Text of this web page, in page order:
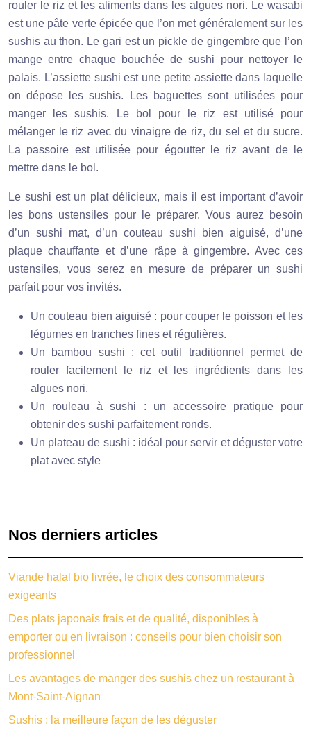
rouler le riz et les aliments dans les algues nori. Le wasabi
est une pâte verte épicée que l’on met généralement sur les
sushis au thon. Le gari est un pickle de gingembre que l’on
mange entre chaque bouchée de sushi pour nettoyer le
palais. L’assiette sushi est une petite assiette dans laquelle
on dépose les sushis. Les baguettes sont utilisées pour
manger les sushis. Le bol pour le riz est utilisé pour
mélanger le riz avec du vinaigre de riz, du sel et du sucre.
La passoire est utilisée pour égoutter le riz avant de le
mettre dans le bol.
Le sushi est un plat délicieux, mais il est important d’avoir
les bons ustensiles pour le préparer. Vous aurez besoin
d’un sushi mat, d’un couteau sushi bien aiguisé, d’une
plaque chauffante et d’une râpe à gingembre. Avec ces
ustensiles, vous serez en mesure de préparer un sushi
parfait pour vos invités.
Un couteau bien aiguisé : pour couper le poisson et les
légumes en tranches fines et régulières.
Un bambou sushi : cet outil traditionnel permet de
rouler facilement le riz et les ingrédients dans les
algues nori.
Un rouleau à sushi : un accessoire pratique pour
obtenir des sushi parfaitement ronds.
Un plateau de sushi : idéal pour servir et déguster votre
plat avec style
Nos derniers articles
Viande halal bio livrée, le choix des consommateurs
exigeants
Des plats japonais frais et de qualité, disponibles à
emporter ou en livraison : conseils pour bien choisir son
professionnel
Les avantages de manger des sushis chez un restaurant à
Mont-Saint-Aignan
Sushis : la meilleure façon de les déguster